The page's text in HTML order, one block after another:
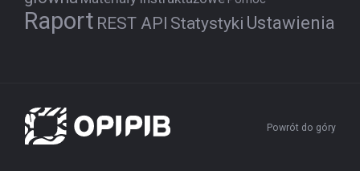
Raport REST API Statystyki Ustawienia
Powrót do góry